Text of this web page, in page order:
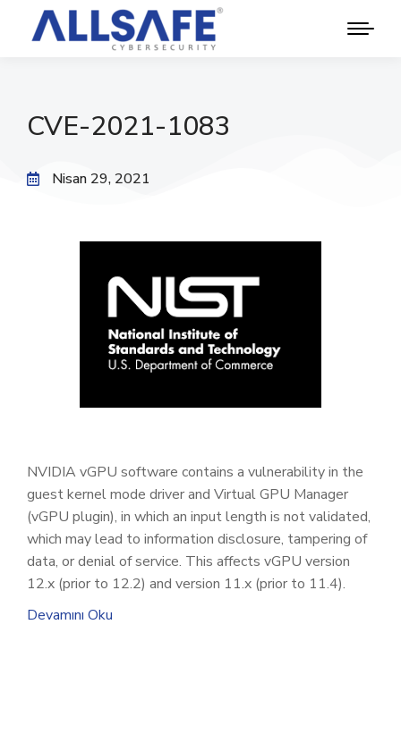
CVE-2021-1083
Nisan 29, 2021
NVIDIA vGPU software contains a vulnerability in the
guest kernel mode driver and Virtual GPU Manager
(vGPU plugin), in which an input length is not validated,
which may lead to information disclosure, tampering of
data, or denial of service. This affects vGPU version
12.x (prior to 12.2) and version 11.x (prior to 11.4).
Devamını Oku